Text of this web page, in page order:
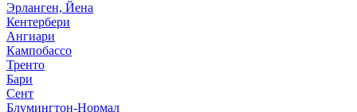
Эрланген, Йена
Кентербери
Ангиари
Кампобассо
Тренто
Бари
Сент
Блумингтон-Нормал